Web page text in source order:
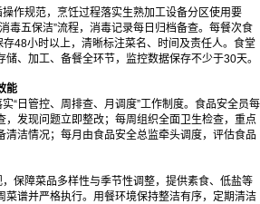
作规范，烹饪过程落实生熟加工设备分区使用要
毒五保洁”流程，消毒记录每日归档备查。每餐次食
48小时以上，清晰标注菜名、时间及责任人。食堂
、加工、备餐全环节，监控数据保存不少于30天。
能
“日管控、周排查、月调度”工作制度。食品安全员每
，发现问题立即整改；每周组织全面卫生检查，重点
清洁情况；每月由食品安全总监牵头调度，评估食品
保障菜品多样性与季节性调整，提供素食、低盐等
菜谱并严格执行。用餐环境保持整洁有序，定期清洁